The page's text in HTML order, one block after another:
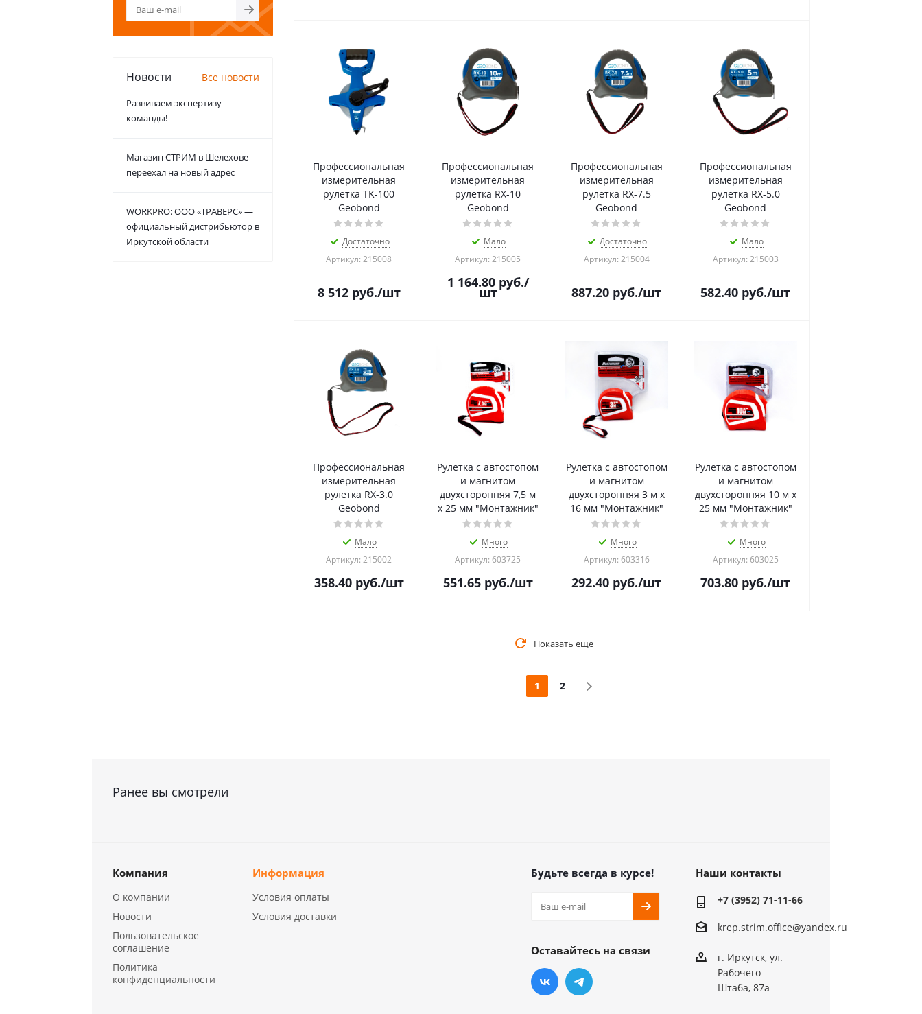
Профессиональная
измерительная
рулетка TK-100
Geobond
Достаточно
Артикул: 215008
8 512руб./шт
Профессиональная
измерительная
рулетка RX-10
Geobond
Мало
Артикул: 215005
1 164.80руб./
шт
Профессиональная
измерительная
рулетка RX-7.5
Geobond
Достаточно
Артикул: 215004
887.20 руб./шт
Профессиональная
измерительная
рулетка RX-5.0
Geobond
Мало
Артикул: 215003
582.40 руб./шт
Профессиональная
измерительная
рулетка RX-3.0
Geobond
Мало
Артикул: 215002
358.40руб./шт
Рулетка с автостопом
и магнитом
двухсторонняя 7,5 м
х 25 мм "Монтажник"
Много
Артикул: 603725
551.65руб./шт
Рулетка с автостопом
и магнитом
двухсторонняя 3 м х
16 мм "Монтажник"
Много
Артикул: 603316
292.40 руб./шт
Рулетка с автостопом
и магнитом
двухсторонняя 10 м х
25 мм "Монтажник"
Много
Артикул: 603025
703.80 руб./шт
Показать еще
1 2
Новости Все новости
Развиваем экспертизу
команды!
Магазин СТРИМ в Шелехове
переехал на новый адрес
WORKPRO: ООО «ТРАВЕРС» —
официальный дистрибьютор в
Иркутской области
Ранее вы смотрели
Компания
О компании
Новости
Пользовательское
соглашение
Политика
конфиденциальности
Информация
Условия оплаты
Условия доставки
Будьте всегда в курсе!
Оставайтесь на связи
Наши контакты
+7 (3952) 71-11-66
krep.strim.office@yandex.ru
г. Иркутск, ул.
Рабочего
Штаба, 87а